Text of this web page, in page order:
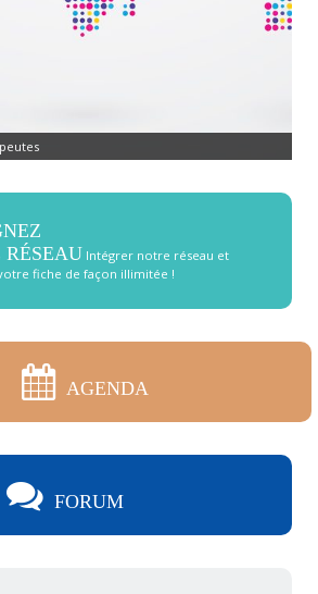
RÉSEAU Intégrer notre réseau et
fiche de façon illimitée !
AGENDA
FORUM